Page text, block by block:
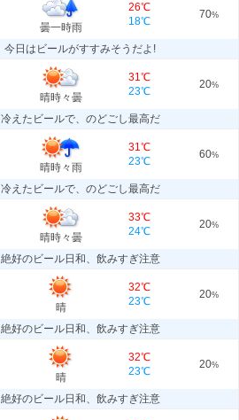
曇一時雨
26℃
18℃
70%
今日はビールがすすみそうだよ!
晴時々曇
31℃
23℃
20%
冷えたビールで、のどごし最高だ
晴時々雨
31℃
23℃
60%
冷えたビールで、のどごし最高だ
晴時々曇
33℃
24℃
20%
絶好のビール日和、飲みすぎ注意
晴
32℃
23℃
20%
絶好のビール日和、飲みすぎ注意
晴
32℃
23℃
20%
絶好のビール日和、飲みすぎ注意